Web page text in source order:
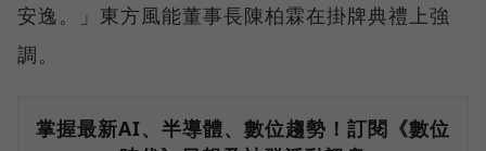
安逸。」東方風能董事長陳柏霖在掛牌典禮上強
調。
掌握最新AI、半導體、數位趨勢！訂閱《數位